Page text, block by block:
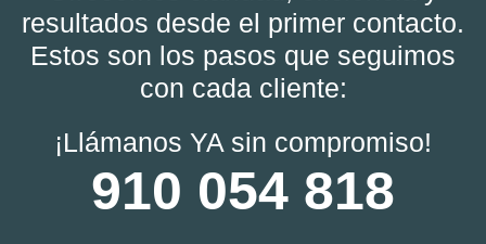
resultados desde el primer contacto.
Estos son los pasos que seguimos
con cada cliente:
¡Llámanos YA sin compromiso!
910 054 818